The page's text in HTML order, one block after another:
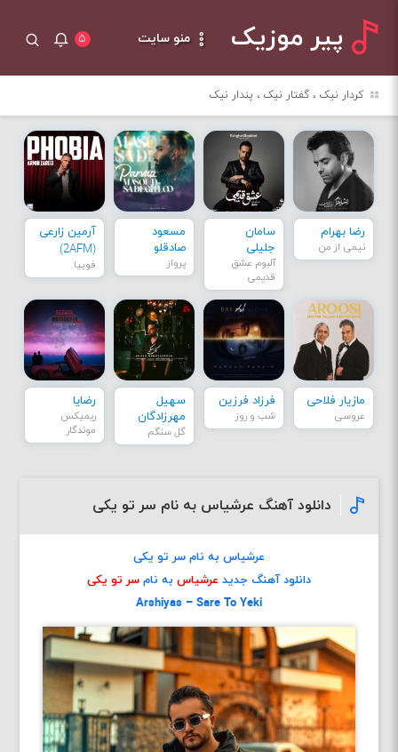
پیر موزیک منو سایت ۵
کردار نیک ، گفتار نیک ، پندار نیک
رضا بهرام
نیمی از من
سامان
جلیلی
آلبوم عشق
قدیمی
مسعود
صادقلو
پرواز
آرمین زارعی
(2AFM)
فوبیا
مازیار فلاحی
عروسی
فرزاد فرزین
شب و روز
سهیل
مهرزادگان
گل سنگم
رضایا
ریمیکس
موندگار
دانلود آهنگ عرشیاس به نام سر تو یکی
عرشیاس به نام سر تو یکی
دانلود آهنگ جدید عرشیاس به نام سر تو یکی
Arshiyas – Sare To Yeki